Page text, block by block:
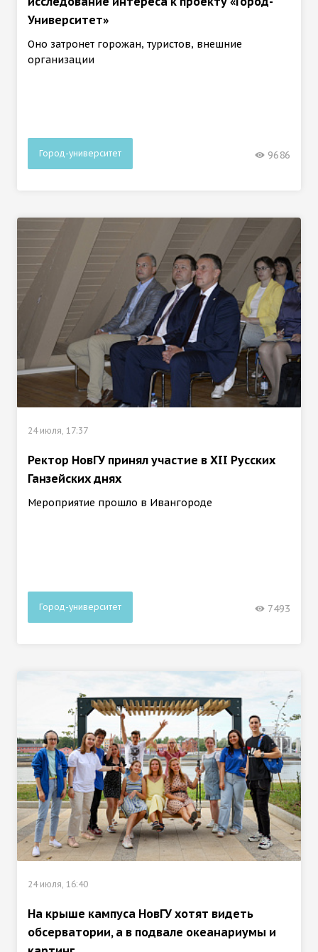
Университет»
Оно затронет горожан, туристов, внешние
организации
Город-университет 9686
24 июля, 17:37
Ректор НовГУ принял участие в ХII Русских
Ганзейских днях
Мероприятие прошло в Ивангороде
Город-университет 7493
24 июля, 16:40
На крыше кампуса НовГУ хотят видеть
обсерватории, а в подвале океанариумы и